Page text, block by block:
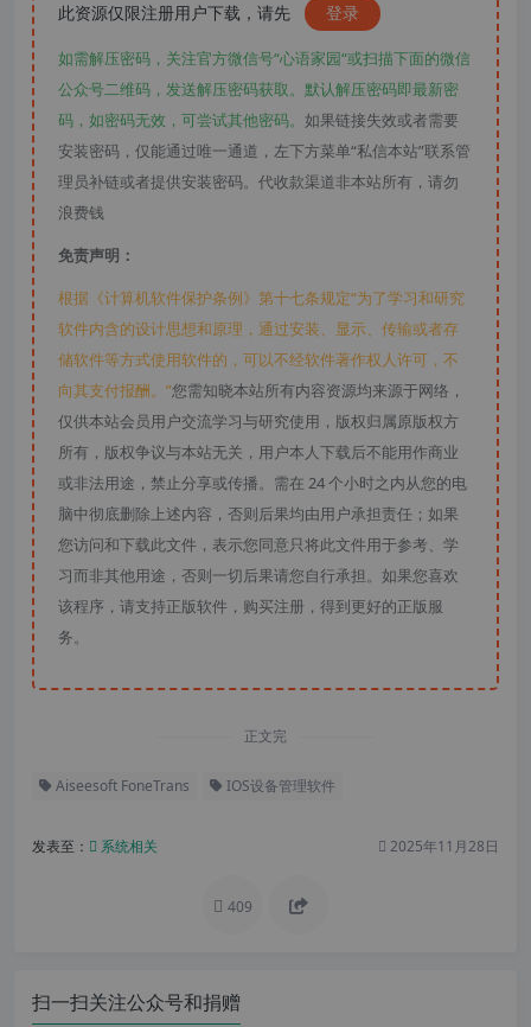
此资源仅限注册用户下载，请先 登录
如需解压密码，关注官方微信号“心语家园“或扫描下面的微信
公众号二维码，发送解压密码获取。默认解压密码即最新密
码，如密码无效，可尝试其他密码。 如果链接失效或者需要
安装密码，仅能通过唯一通道，左下方菜单“私信本站”联系管
理员补链或者提供安装密码。代收款渠道非本站所有，请勿
浪费钱
免责声明：
根据《计算机软件保护条例》第十七条规定“为了学习和研究
软件内含的设计思想和原理，通过安装、显示、传输或者存
储软件等方式使用软件的，可以不经软件著作权人许可，不
向其支付报酬。”您需知晓本站所有内容资源均来源于网络，
仅供本站会员用户交流学习与研究使用，版权归属原版权方
所有，版权争议与本站无关，用户本人下载后不能用作商业
或非法用途，禁止分享或传播。需在 24 个小时之内从您的电
脑中彻底删除上述内容，否则后果均由用户承担责任；如果
您访问和下载此文件，表示您同意只将此文件用于参考、学
习而非其他用途，否则一切后果请您自行承担。如果您喜欢
该程序，请支持正版软件，购买注册，得到更好的正版服
务。
正文完
Aiseesoft FoneTrans IOS设备管理软件
发表至： 系统相关 2025年11月28日
409
扫一扫关注公众号和捐赠